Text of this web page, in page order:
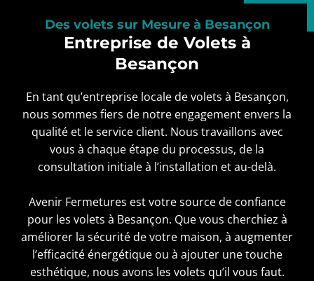
Des volets sur Mesure à Besançon
Entreprise de Volets à
Besançon
En tant qu’entreprise locale de volets à Besançon,
nous sommes fiers de notre engagement envers la
qualité et le service client. Nous travaillons avec
vous à chaque étape du processus, de la
consultation initiale à l’installation et au-delà.
Avenir Fermetures est votre source de confiance
pour les volets à Besançon. Que vous cherchiez à
améliorer la sécurité de votre maison, à augmenter
l’efficacité énergétique ou à ajouter une touche
esthétique, nous avons les volets qu’il vous faut.